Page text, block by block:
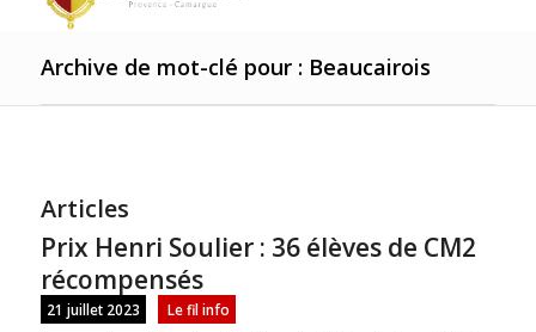
Archive de mot-clé pour : Beaucairois
Articles
Prix Henri Soulier : 36 élèves de CM2
récompensés
21 juillet 2023 Le fil info